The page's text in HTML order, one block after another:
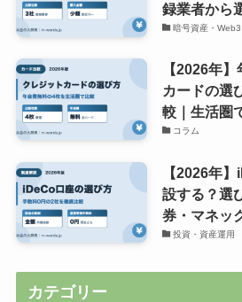
録業者から
暗号資産・Web3
【2026年
カードの選
較｜生活圏
コラム
【2026年
設する？選
券・マネッ
投資・資産運用
カテゴリー